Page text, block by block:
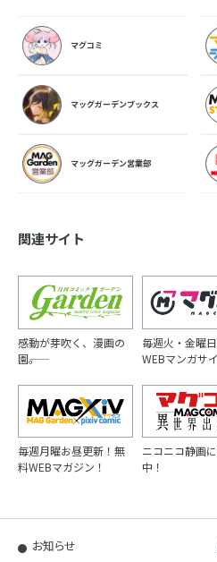
マグコミ
マッグガーデンブックス
マッグガーデン営業部
関連サイト
感動が芽吹く、漫画の
園――。
毎週火・金曜
WEBマンガサ
毎週月曜お昼更新！無
料WEBマガジン！
ニコニコ静画
中！
お知らせ